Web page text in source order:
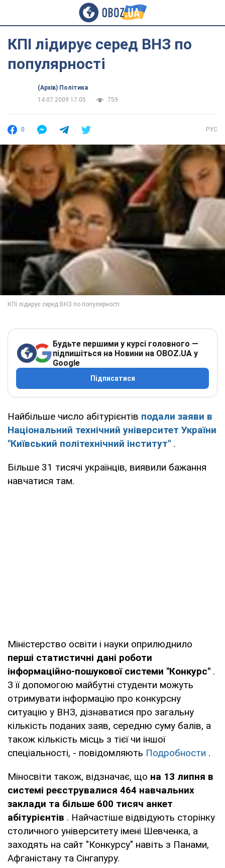
КПІ лідирує серед ВНЗ по
популярності
(Архів) Політика
14.07.2009 17:05
759
0 РУС
Будьте першими у курсі головного —
підпишіться на Новини на OBOZ.UA у
Google
Підписатися
Найбільше число абітурієнтів подали заяви в
Національний технічний університет України
"Київський політехнічний інститут" .
Більше 31 тисячі українців, виявили бажання
навчатися там.
Міністерство освіти і науки оприлюднило
перші статистичні дані роботи
інформаційно-пошукової системи "Конкурс" .
З її допомогою майбутні студенти можуть
отримувати інформацію про конкурсну
ситуацію у ВНЗ, дізнаватися про загальну
кількість поданих заяв, середню суму балів, а
також кількість місць з тієї чи іншої
спеціальності, - повідомляють Подробности .
Міносвіти також, відзначає, що на 13 липня в
системі реєструвалися 464 навчальних
заклади та більше 600 тисяч анкет
абітурієнтів . Найчастіше відвідують сторінку
столичного університету імені Шевченка, а
заходять на сайт "Конкурсу" навіть з Панами,
Афганістану та Сінгапуру.